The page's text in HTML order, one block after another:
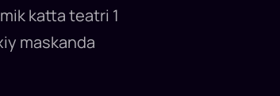
katta teatri 1
maskanda